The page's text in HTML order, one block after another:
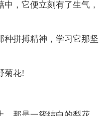
，它便立刻有了生气，
种拼搏精神，学习它那坚
菊花!